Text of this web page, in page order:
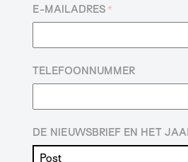
E-MAILADRES *
TELEFOONNUMMER
DE NIEUWSBRIEF EN HET